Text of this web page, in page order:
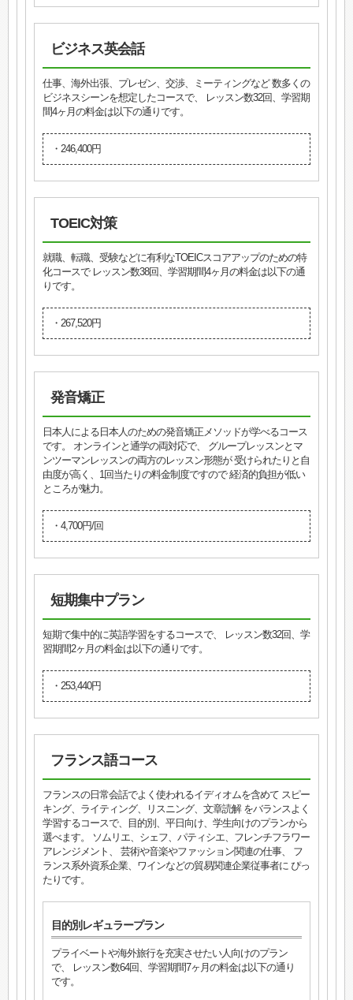
ビジネス英会話
仕事、海外出張、プレゼン、交渉、ミーティングなど 数多くの
ビジネスシーンを想定したコースで、 レッスン数32回、学習期
間4ヶ月の料金は以下の通りです。
・246,400円
TOEIC対策
就職、転職、受験などに有利なTOEICスコアアップのための特
化コースで レッスン数38回、学習期間4ヶ月の料金は以下の通
りです。
・267,520円
発音矯正
日本人による日本人のための発音矯正メソッドが学べるコース
です。 オンラインと通学の両対応で、 グループレッスンとマ
ンツーマンレッスンの両方のレッスン形態が 受けられたりと自
由度が高く、1回当たりの料金制度ですので 経済的負担が低い
ところが魅力。
・4,700円/回
短期集中プラン
短期で集中的に英語学習をするコースで、 レッスン数32回、学
習期間2ヶ月の料金は以下の通りです。
・253,440円
フランス語コース
フランスの日常会話でよく使われるイディオムを含めて スピー
キング、ライティング、リスニング、文章読解 をバランスよく
学習するコースで、目的別、平日向け、学生向けのプランから
選べます。 ソムリエ、シェフ、パティシエ、フレンチフラワー
アレンジメント、 芸術や音楽やファッション関連の仕事、 フ
ランス系外資系企業、ワインなどの貿易関連企業従事者に ぴっ
たりです。
目的別レギュラープラン
プライベートや海外旅行を充実させたい人向けのプラン
で、 レッスン数64回、学習期間7ヶ月の料金は以下の通り
です。